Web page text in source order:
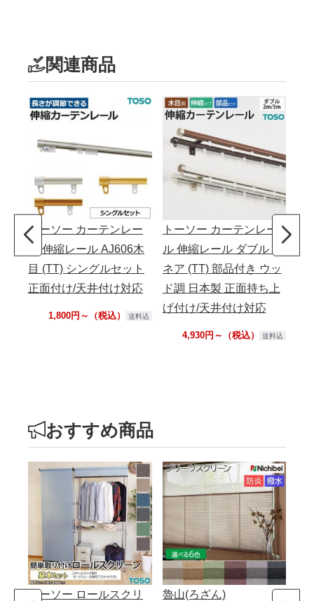
関連商品
トーソー カーテンレー
ル 伸縮レール AJ606木
目 (TT) シングルセット
正面付け/天井付け対応
1,800円～（税込） 送料込
トーソー カーテンレー
ル 伸縮レール ダブル リ
ネア (TT) 部品付き ウッ
ド調 日本製 正面持ち上
げ付け/天井付け対応
4,930円～（税込） 送料込
おすすめ商品
トーソー ロールスクリ
魯山(ろざん)